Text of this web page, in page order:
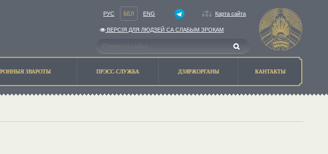
РУС БЕЛ ENG Карта сайта
ВЕРСIЯ ДЛЯ ЛЮДЗЕЙ СА СЛАБЫМ ЗРОКАМ
ЗВАРОТЫ ПРЭСС-СЛУЖБА ДЗЯРЖОРГАНЫ КАНТАКТЫ